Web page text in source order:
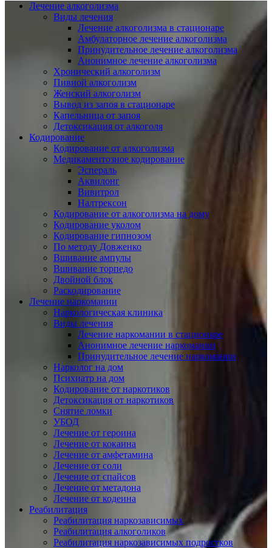
Лечение алкоголизма
Виды лечения
Лечение алкоголизма в стационаре
Амбулаторное лечение алкоголизма
Принудительное лечение алкоголизма
Анонимное лечение алкоголизма
Хронический алкоголизм
Пивной алкоголизм
Женский алкоголизм
Вывод из запоя в стационаре
Капельница от запоя
Детоксикация от алкоголя
Кодирование
Кодирование от алкоголизма
Медикаментозное кодирование
Эспераль
Аквилонг
Вивитрол
Налтрексон
Кодирование от алкоголизма на дому
Кодирование уколом
Кодирование гипнозом
По методу Довженко
Вшивание ампулы
Вшивание торпедо
Двойной блок
Раскодирование
Лечение наркомании
Наркологическая клиника
Виды лечения
Лечение наркомании в стационаре
Анонимное лечение наркомании
Принудительное лечение наркомании
Нарколог на дом
Психиатр на дом
Кодирование от наркотиков
Детоксикация от наркотиков
Снятие ломки
УБОД
Лечение от героина
Лечение от кокаина
Лечение от амфетамина
Лечение от соли
Лечение от спайсов
Лечение от метадона
Лечение от кодеина
Реабилитация
Реабилитация наркозависимых
Реабилитация алкоголиков
Реабилитация наркозависимых подростков